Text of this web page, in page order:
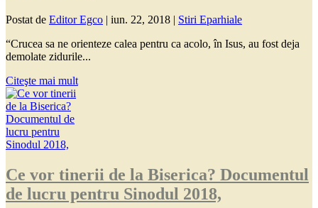
Postat de Editor Egco | iun. 22, 2018 | Stiri Eparhiale
“Crucea sa ne orienteze calea pentru ca acolo, în Isus, au fost deja
demolate zidurile...
Citeşte mai mult
Ce vor tinerii de la Biserica? Documentul
de lucru pentru Sinodul 2018,